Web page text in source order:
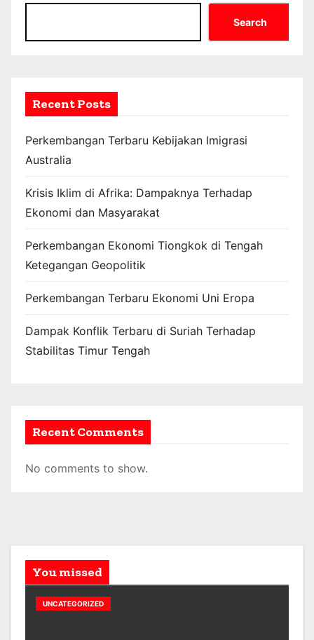
Search
Recent Posts
Perkembangan Terbaru Kebijakan Imigrasi
Australia
Krisis Iklim di Afrika: Dampaknya Terhadap
Ekonomi dan Masyarakat
Perkembangan Ekonomi Tiongkok di Tengah
Ketegangan Geopolitik
Perkembangan Terbaru Ekonomi Uni Eropa
Dampak Konflik Terbaru di Suriah Terhadap
Stabilitas Timur Tengah
Recent Comments
No comments to show.
You missed
UNCATEGORIZED